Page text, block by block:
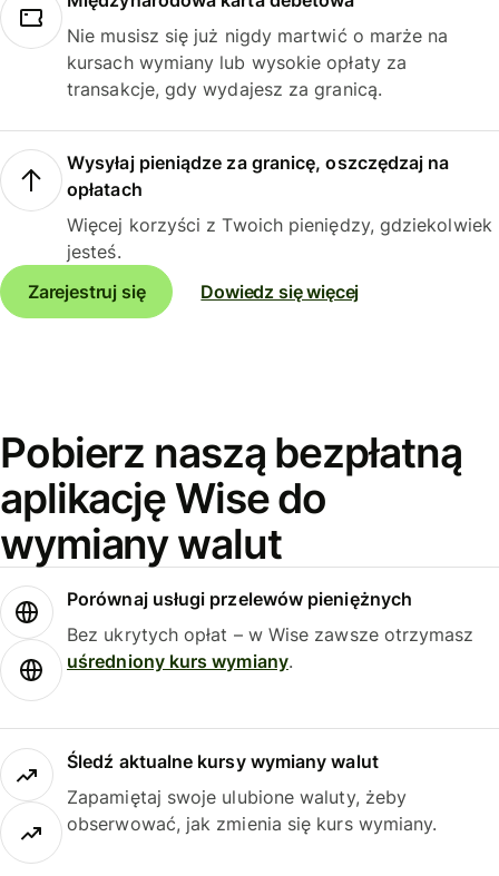
Nie musisz się już nigdy martwić o marże na
kursach wymiany lub wysokie opłaty za
transakcje, gdy wydajesz za granicą.
Wysyłaj pieniądze za granicę, oszczędzaj na
opłatach
Więcej korzyści z Twoich pieniędzy, gdziekolwiek
jesteś.
Zarejestruj się
Dowiedz się więcej
Pobierz naszą bezpłatną
aplikację Wise do
wymiany walut
Porównaj usługi przelewów pieniężnych
Bez ukrytych opłat – w Wise zawsze otrzymasz
uśredniony kurs wymiany.
Śledź aktualne kursy wymiany walut
Zapamiętaj swoje ulubione waluty, żeby
obserwować, jak zmienia się kurs wymiany.